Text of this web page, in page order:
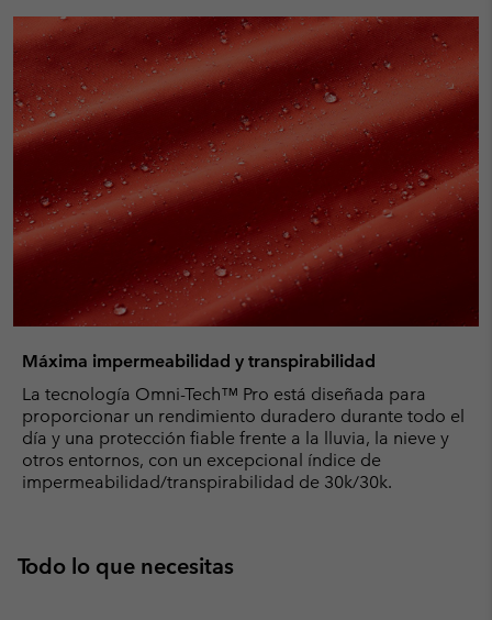
Máxima impermeabilidad y transpirabilidad
La tecnología Omni-Tech™ Pro está diseñada para
proporcionar un rendimiento duradero durante todo el
día y una protección fiable frente a la lluvia, la nieve y
otros entornos, con un excepcional índice de
impermeabilidad/transpirabilidad de 30k/30k.
Todo lo que necesitas